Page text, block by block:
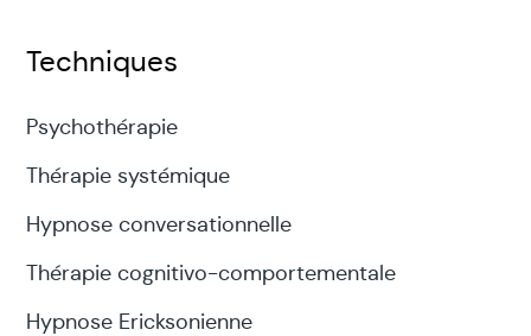
Techniques
Psychothérapie
Thérapie systémique
Hypnose conversationnelle
Thérapie cognitivo-comportementale
Hypnose Ericksonienne